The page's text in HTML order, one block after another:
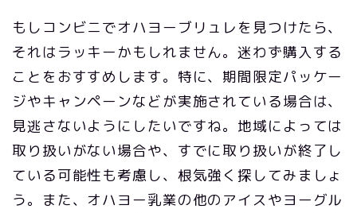
もしコンビニでオハヨーブリュレを見つけたら、
それはラッキーかもしれません。迷わず購入する
ことをおすすめします。特に、期間限定パッケー
ジやキャンペーンなどが実施されている場合は、
見逃さないようにしたいですね。地域によっては
取り扱いがない場合や、すでに取り扱いが終了し
ている可能性も考慮し、根気強く探してみましょ
う。また、オハヨー乳業の他のアイスやヨーグル